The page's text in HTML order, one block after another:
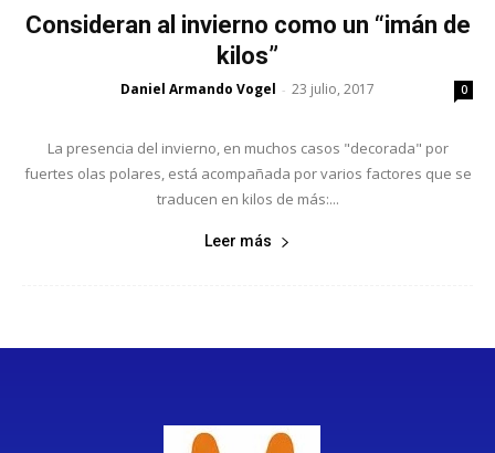
Consideran al invierno como un “imán de
kilos”
Daniel Armando Vogel - 23 julio, 2017 0
La presencia del invierno, en muchos casos "decorada" por
fuertes olas polares, está acompañada por varios factores que se
traducen en kilos de más:...
Leer más